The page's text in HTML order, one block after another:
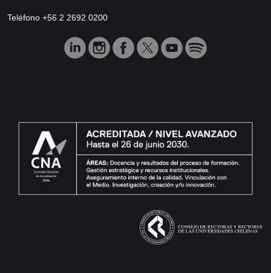
Teléfono +56 2 2692 0200